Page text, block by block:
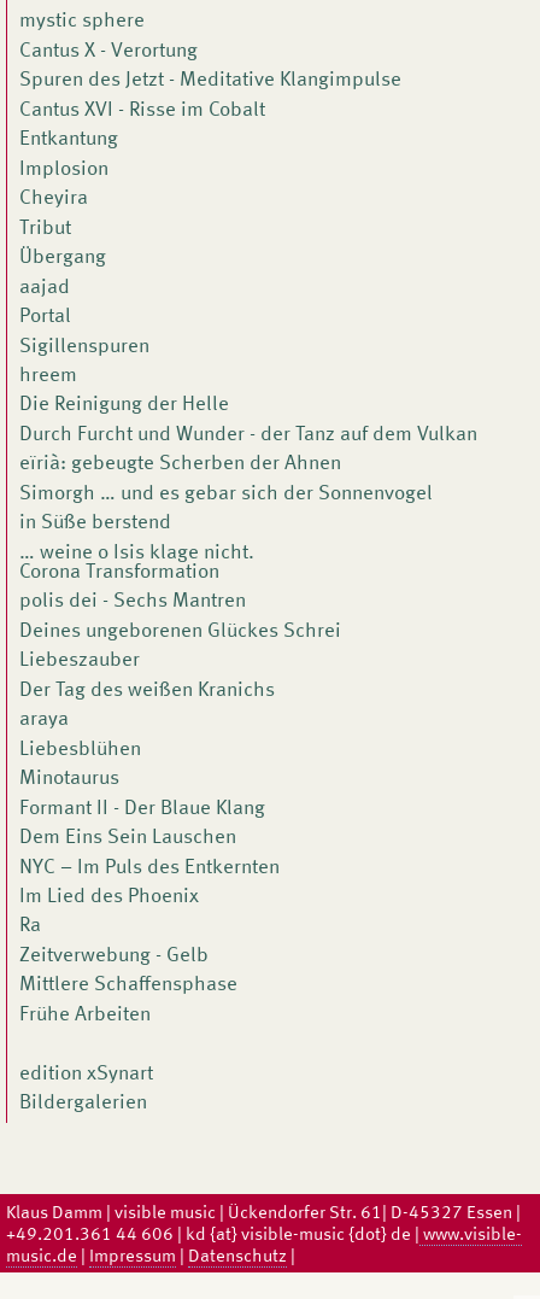
mystic sphere
Cantus X - Verortung
Spuren des Jetzt - Meditative Klangimpulse
Cantus XVI - Risse im Cobalt
Entkantung
Implosion
Cheyira
Tribut
Übergang
aajad
Portal
Sigillenspuren
hreem
Die Reinigung der Helle
Durch Furcht und Wunder - der Tanz auf dem Vulkan
eïrià: gebeugte Scherben der Ahnen
Simorgh … und es gebar sich der Sonnenvogel
in Süße berstend
… weine o Isis klage nicht.
Corona Transformation
polis dei - Sechs Mantren
Deines ungeborenen Glückes Schrei
Liebeszauber
Der Tag des weißen Kranichs
araya
Liebesblühen
Minotaurus
Formant II - Der Blaue Klang
Dem Eins Sein Lauschen
NYC – Im Puls des Entkernten
Im Lied des Phoenix
Ra
Zeitverwebung - Gelb
Mittlere Schaffensphase
Frühe Arbeiten
edition xSynart
Bildergalerien
Klaus Damm | visible music | Ückendorfer Str. 61| D-45327 Essen |
+49.201.361 44 606 | kd {at} visible-music {dot} de | www.visible-
music.de | Impressum | Datenschutz |